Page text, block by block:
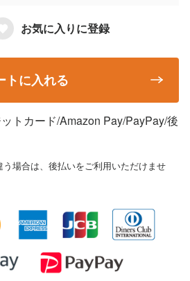
お気に入りに登録
トに入れる
ットカード/Amazon Pay/PayPay/後
場合は、後払いをご利用いただけませ